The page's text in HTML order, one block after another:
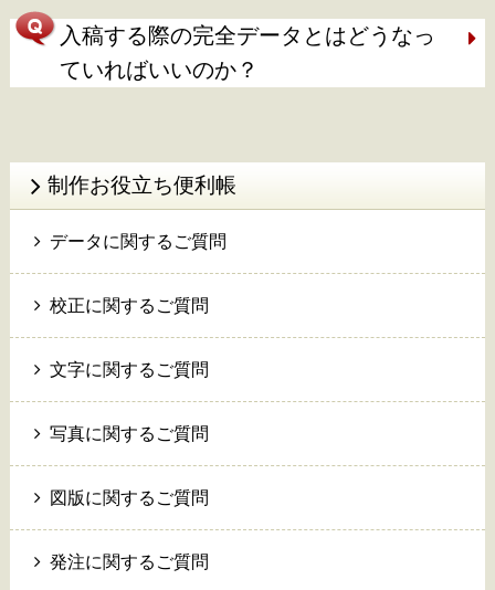
入稿する際の完全データとはどうなっ
ていればいいのか？
制作お役立ち便利帳
データに関するご質問
校正に関するご質問
文字に関するご質問
写真に関するご質問
図版に関するご質問
発注に関するご質問